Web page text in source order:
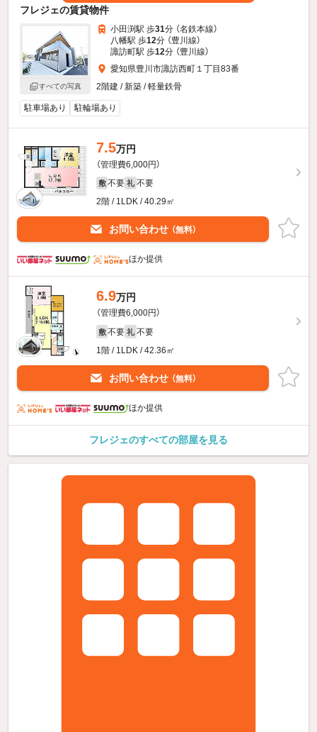
フレジェの賃貸物件
すべての写真
小田渕駅 歩31分 （名鉄本線）
八幡駅 歩12分 （豊川線）
諏訪町駅 歩12分 （豊川線）
愛知県豊川市諏訪西町１丁目83番
2階建 / 新築 / 軽量鉄骨
駐車場あり 駐輪場あり
7.5万円
（管理費6,000円）
敷 不要 礼 不要
2階 / 1LDK / 40.29㎡
お問い合わせ （無料）
ほか提供
6.9万円
（管理費6,000円）
敷 不要 礼 不要
1階 / 1LDK / 42.36㎡
お問い合わせ （無料）
ほか提供
フレジェのすべての部屋を見る